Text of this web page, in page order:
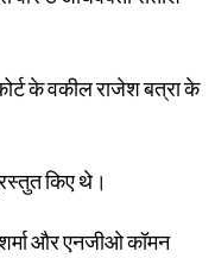
के वकील राजेश बत्रा के
किए थे।
और एनजीओ कॉमन